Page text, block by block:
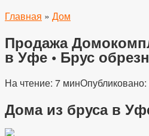
Главная » Дом
Продажа
в Уфе • Брус
На чтение: 7 минОпубликовано:
Дома из бруса в